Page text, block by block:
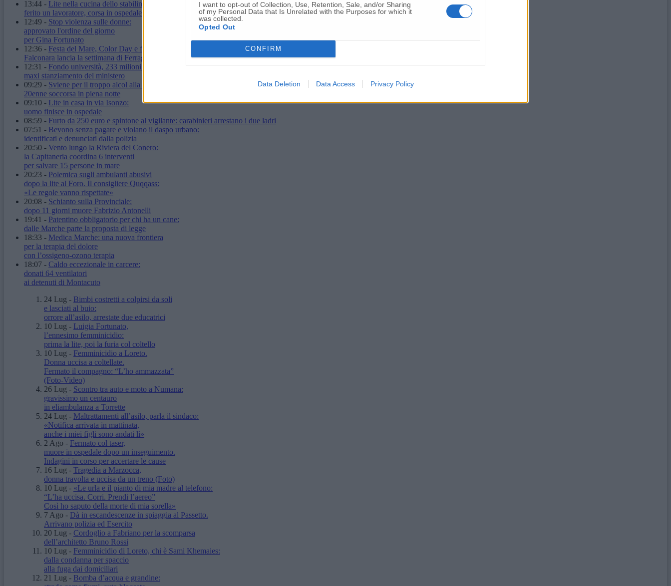
I want to opt-out of Collection, Use, Retention, Sale, and/or Sharing
of my Personal Data that Is Unrelated with the Purposes for which it
was collected.
Opted Out
CONFIRM
Data Deletion Data Access Privacy Policy
13:44 - Lite nella cucina dello stabilimento:
ferito un lavoratore, corsa in ospedale
12:49 - Stop violenza sulle donne:
approvato l'ordine del giorno
per Gina Fortunato
12:36 - Festa del Mare, Color Day e fuochi d'artificio:
Falconara lancia la settimana di Ferragosto
12:31 - Fondo università, 233 milioni alle Marche:
maxi stanziamento del ministero
09:29 - Sviene per il troppo alcol alla stazione:
20enne soccorsa in piena notte
09:10 - Lite in casa in via Isonzo:
uomo finisce in ospedale
08:59 - Furto da 250 euro e spintone al vigilante: carabinieri arrestano i due ladri
07:51 - Bevono senza pagare e violano il daspo urbano:
identificati e denunciati dalla polizia
20:50 - Vento lungo la Riviera del Conero:
la Capitaneria coordina 6 interventi
per salvare 15 persone in mare
20:23 - Polemica sugli ambulanti abusivi
dopo la lite al Foro. Il consigliere Quqqass:
«Le regole vanno rispettate»
20:08 - Schianto sulla Provinciale:
dopo 11 giorni muore Fabrizio Antonelli
19:41 - Patentino obbligatorio per chi ha un cane:
dalle Marche parte la proposta di legge
18:33 - Medica Marche: una nuova frontiera
per la terapia del dolore
con l’ossigeno-ozono terapia
18:07 - Caldo eccezionale in carcere:
donati 64 ventilatori
ai detenuti di Montacuto
24 Lug - Bimbi costretti a colpirsi da soli
e lasciati al buio:
orrore all’asilo, arrestate due educatrici
10 Lug - Luigia Fortunato,
l’ennesimo femminicidio:
prima la lite, poi la furia col coltello
10 Lug - Femminicidio a Loreto.
Donna uccisa a coltellate.
Fermato il compagno: “L’ho ammazzata”
(Foto-Video)
26 Lug - Scontro tra auto e moto a Numana:
gravissimo un centauro
in eliambulanza a Torrette
24 Lug - Maltrattamenti all’asilo, parla il sindaco:
«Notifica arrivata in mattinata,
anche i miei figli sono andati lì»
2 Ago - Fermato col taser,
muore in ospedale dopo un inseguimento.
Indagini in corso per accertare le cause
16 Lug - Tragedia a Marzocca,
donna travolta e uccisa da un treno (Foto)
10 Lug - «Le urla e il pianto di mia madre al telefono:
“L’ha uccisa. Corri. Prendi l’aereo”
Così ho saputo della morte di mia sorella»
7 Ago - Dà in escandescenze in spiaggia al Passetto.
Arrivano polizia ed Esercito
20 Lug - Cordoglio a Fabriano per la scomparsa
dell’architetto Bruno Rossi
10 Lug - Femminicidio di Loreto, chi è Sami Khemaies:
dalla condanna per spaccio
alla fuga dai domiciliari
21 Lug - Bomba d’acqua e grandine: